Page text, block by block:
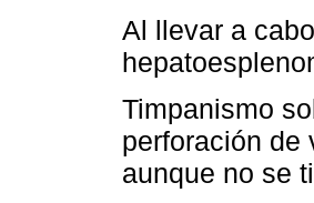
Al llevar a
Timpanismo
perforación de
aunque no se